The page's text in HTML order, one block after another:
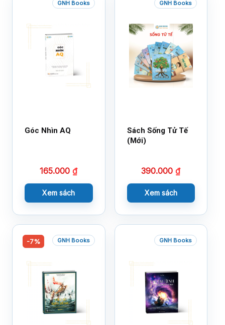
GNH Books
Góc Nhìn AQ
165.000₫
Xem sách
GNH Books
Sách Sống Tử Tế
(Mới)
390.000₫
Xem sách
-7% GNH Books GNH Books